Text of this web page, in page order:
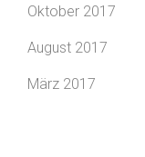
Oktober 2017
August 2017
März 2017